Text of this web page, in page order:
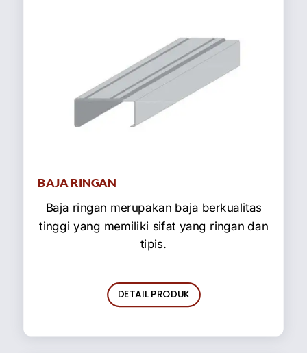
BAJA RINGAN
Baja ringan merupakan baja berkualitas
tinggi yang memiliki sifat yang ringan dan
tipis.
DETAIL PRODUK